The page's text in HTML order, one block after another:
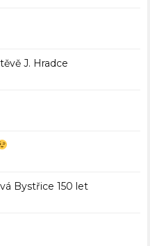
J. Hradce
Bystřice 150 let